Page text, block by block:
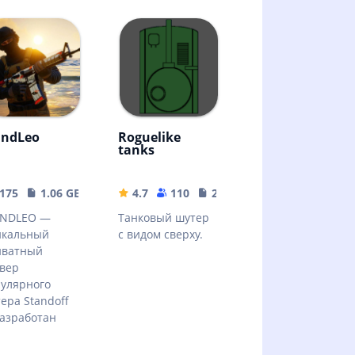
175
1.06 GB
—
Standoff
Roguelike
tanks
4.7 110
23.49 MB
Танковый шутер
с видом сверху.